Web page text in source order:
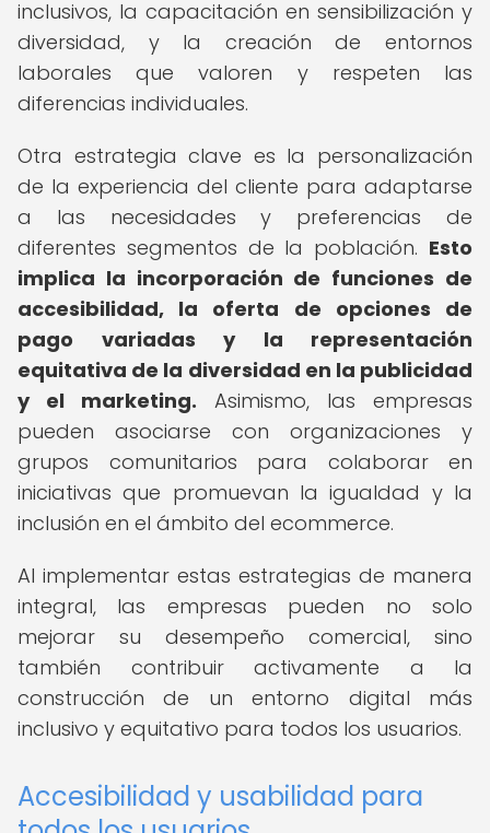
inclusivos, la capacitación en sensibilización y
diversidad, y la creación de entornos
laborales que valoren y respeten las
diferencias individuales.
Otra estrategia clave es la personalización
de la experiencia del cliente para adaptarse
a las necesidades y preferencias de
diferentes segmentos de la población. Esto
implica la incorporación de funciones de
accesibilidad, la oferta de opciones de
pago variadas y la representación
equitativa de la diversidad en la publicidad
y el marketing. Asimismo, las empresas
pueden asociarse con organizaciones y
grupos comunitarios para colaborar en
iniciativas que promuevan la igualdad y la
inclusión en el ámbito del ecommerce.
Al implementar estas estrategias de manera
integral, las empresas pueden no solo
mejorar su desempeño comercial, sino
también contribuir activamente a la
construcción de un entorno digital más
inclusivo y equitativo para todos los usuarios.
Accesibilidad y usabilidad para